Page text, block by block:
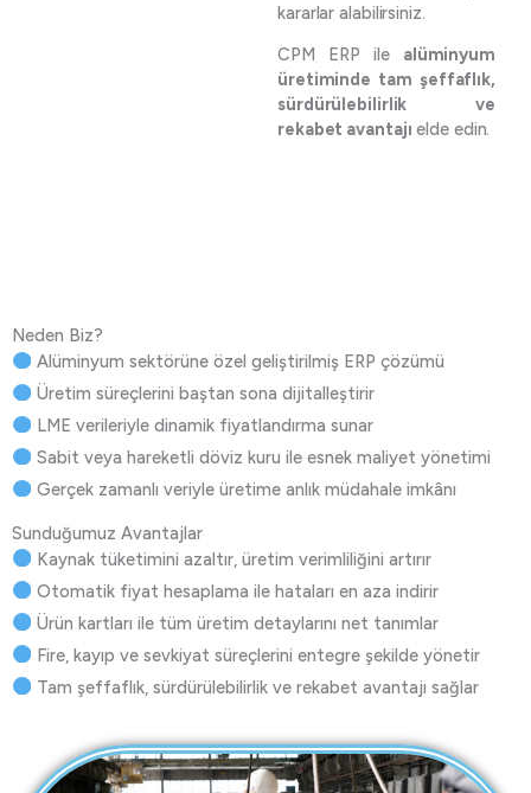
kararlar alabilirsiniz.
CPM ERP ile alüminyum
üretiminde tam şeffaflık,
sürdürülebilirlik ve
rekabet avantajı elde edin.
Neden Biz?
Alüminyum sektörüne özel geliştirilmiş ERP çözümü
Üretim süreçlerini baştan sona dijitalleştirir
LME verileriyle dinamik fiyatlandırma sunar
Sabit veya hareketli döviz kuru ile esnek maliyet yönetimi
Gerçek zamanlı veriyle üretime anlık müdahale imkânı
Sunduğumuz Avantajlar
Kaynak tüketimini azaltır, üretim verimliliğini artırır
Otomatik fiyat hesaplama ile hataları en aza indirir
Ürün kartları ile tüm üretim detaylarını net tanımlar
Fire, kayıp ve sevkiyat süreçlerini entegre şekilde yönetir
Tam şeffaflık, sürdürülebilirlik ve rekabet avantajı sağlar